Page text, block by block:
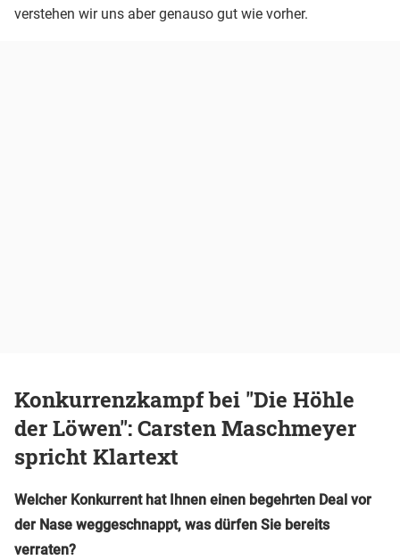
verstehen wir uns aber genauso gut wie vorher.
Konkurrenzkampf bei "Die Höhle
der Löwen": Carsten Maschmeyer
spricht Klartext
Welcher Konkurrent hat Ihnen einen begehrten Deal vor
der Nase weggeschnappt, was dürfen Sie bereits
verraten?